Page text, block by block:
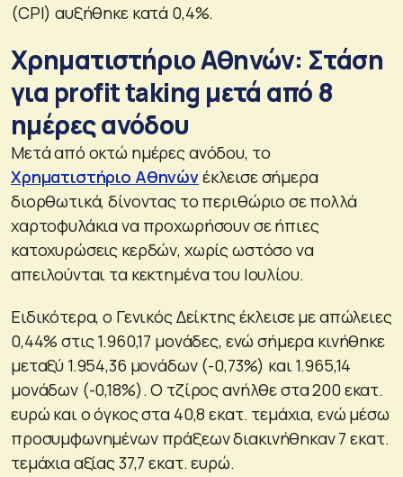
(CPI) αυξήθηκε κατά 0,4%.
Χρηματιστήριο Αθηνών: Στάση
για profit taking μετά από 8
ημέρες ανόδου
Μετά από οκτώ ημέρες ανόδου, το
Χρηματιστήριο Αθηνώνέκλεισε σήμερα
διορθωτικά, δίνοντας το περιθώριο σε πολλά
χαρτοφυλάκια να προχωρήσουν σε ήπιες
κατοχυρώσεις κερδών, χωρίς ωστόσο να
απειλούνται τα κεκτημένα του Ιουλίου.
Ειδικότερα, ο Γενικός Δείκτης έκλεισε με απώλειες
0,44% στις 1.960,17 μονάδες, ενώ σήμερα κινήθηκε
μεταξύ 1.954,36 μονάδων (-0,73%) και 1.965,14
μονάδων (-0,18%). Ο τζίρος ανήλθε στα 200 εκατ.
ευρώ και ο όγκος στα 40,8 εκατ. τεμάχια, ενώ μέσω
προσυμφωνημένων πράξεων διακινήθηκαν 7 εκατ.
τεμάχια αξίας 37,7 εκατ. ευρώ.